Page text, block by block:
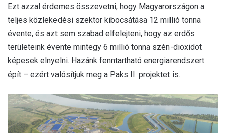
Ezt azzal érdemes összevetni, hogy Magyarországon a
teljes közlekedési szektor kibocsátása 12 millió tonna
évente, és azt sem szabad elfelejteni, hogy az erdős
területeink évente mintegy 6 millió tonna szén-dioxidot
képesek elnyelni. Hazánk fenntartható energiarendszert
épít – ezért valósítjuk meg a Paks II. projektet is.